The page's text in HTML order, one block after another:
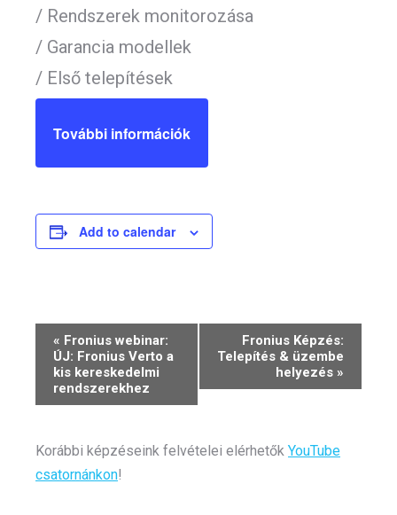
/ Rendszerek monitorozása
/ Garancia modellek
/ Első telepítések
További információk
Add to calendar
Event
Navigation
« Fronius webinar:
ÚJ: Fronius Verto a
kis kereskedelmi
rendszerekhez
Fronius Képzés:
Telepítés & üzembe
helyezés »
Korábbi képzéseink felvételei elérhetők YouTube
csatornánkon!